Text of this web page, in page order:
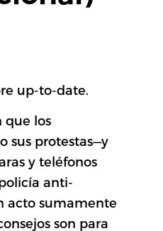
up-to-date.
que los
sus protestas—y
y teléfonos
anti-
acto sumamente
son para